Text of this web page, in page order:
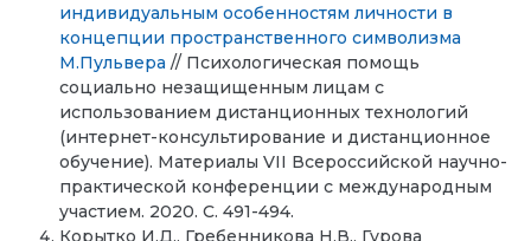
индивидуальным особенностям личности в
концепции пространственного символизма
М.Пульвера // Психологическая помощь
социально незащищенным лицам с
использованием дистанционных технологий
(интернет-консультирование и дистанционное
обучение). Материалы VII Всероссийской научно-
практической конференции с международным
участием. 2020. С. 491-494.
Корытко И.Д., Гребенникова Н.В., Гурова